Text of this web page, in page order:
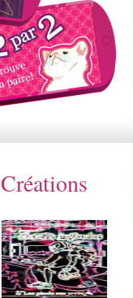
Créations